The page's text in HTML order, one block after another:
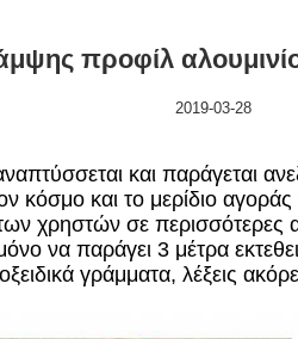
προφίλ
2019-03-28
και παράγεται
κόσμο και το μερίδιο
των χρηστών σε
να παράγει 3 μέτρα
γράμματα, λέξεις